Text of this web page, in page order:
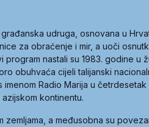
udruga, osnovana u
za obraćenje i mir, a uoči
program nastali su 1983. godine u
obuhvaća cijeli talijanski
Radio Marija u
kontinentu.
zemljama, a međusobna su